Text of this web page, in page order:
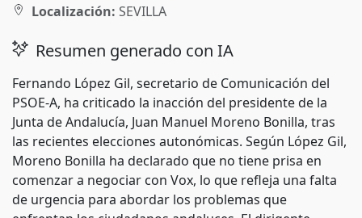
Localización: SEVILLA
Resumen generado con IA
Fernando López Gil, secretario de Comunicación del
PSOE-A, ha criticado la inacción del presidente de la
Junta de Andalucía, Juan Manuel Moreno Bonilla, tras
las recientes elecciones autonómicas. Según López Gil,
Moreno Bonilla ha declarado que no tiene prisa en
comenzar a negociar con Vox, lo que refleja una falta
de urgencia para abordar los problemas que